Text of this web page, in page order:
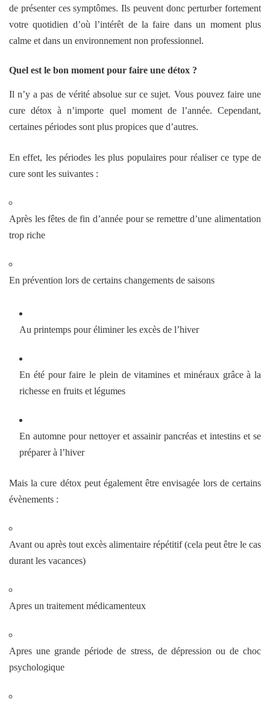
de présenter ces symptômes. Ils peuvent donc perturber fortement
votre quotidien d’où l’intérêt de la faire dans un moment plus
calme et dans un environnement non professionnel.
Quel est le bon moment pour faire une détox ?
Il n’y a pas de vérité absolue sur ce sujet. Vous pouvez faire une
cure détox à n’importe quel moment de l’année. Cependant,
certaines périodes sont plus propices que d’autres.
En effet, les périodes les plus populaires pour réaliser ce type de
cure sont les suivantes :
Après les fêtes de fin d’année pour se remettre d’une alimentation
trop riche
En prévention lors de certains changements de saisons
Au printemps pour éliminer les excès de l’hiver
En été pour faire le plein de vitamines et minéraux grâce à la
richesse en fruits et légumes
En automne pour nettoyer et assainir pancréas et intestins et se
préparer à l’hiver
Mais la cure détox peut également être envisagée lors de certains
évènements :
Avant ou après tout excès alimentaire répétitif (cela peut être le cas
durant les vacances)
Apres un traitement médicamenteux
Apres une grande période de stress, de dépression ou de choc
psychologique